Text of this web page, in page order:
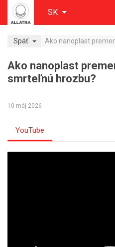
SK
Späť
Ako nanoplast
smrteľnú hrozbu?
10 máj 2026
YouTube